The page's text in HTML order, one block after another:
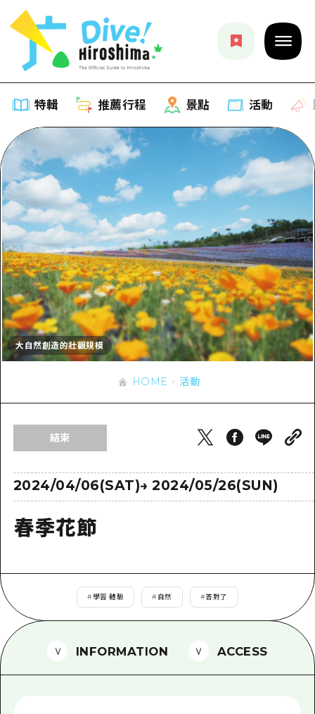
特輯 推薦行程 景點 活動
特輯
列表
推薦
藝術
活動·廟會
美食·酒水
騎自行車
夜晚生活
世界遺產
學習·體驗
歷史·文化
自然
推薦行程
列表
Dive! Hiroshima 官方向導
廣島隨意旅行
廣島市內
安芸
答對了
美北
東山口
短途旅行
一日遊
1晚2天
景點
列表
廣島市內
安芸
答對了
東山口
愛媛
島根
活動
即時訊息
有用的信息
存取
輔助流量摘要
設施擁堵
行李寄存及運送服務
廣島免費 Wi-Fi
面向外國遊客的街角旅遊信息中心
志願者指南
HOME
HOME 活動
結束
2024/04/06(SAT)→2024/05/26(SUN)
春季花節
# 學習·體驗 # 自然 #答對了
大自然創造的壯觀規模
INFORMATION ACCESS